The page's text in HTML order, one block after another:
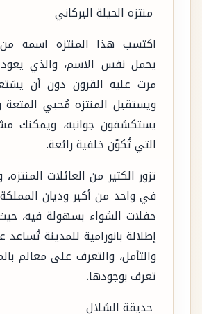
منتزه الحيلة البركاني
اكتسب هذا المنتزه اسمه
يحمل نفس الاسم، والذي يعود
مرت عليه القرون دون أن
ويستقبل المنتزه مُحبي المتعة
يستكشفون جوانبه، ويمكنك
التي تُكوّن خلفية رائعة.
تزور الكثير من العائلات
في واحد من أكبر وديان
حفلات الشواء بسهولة فيه،
إطلالة بانورامية للمدينة تُساعد
والتأمل، والتعرف على معالم
تعرف بوجودها.
حديقة الشلال